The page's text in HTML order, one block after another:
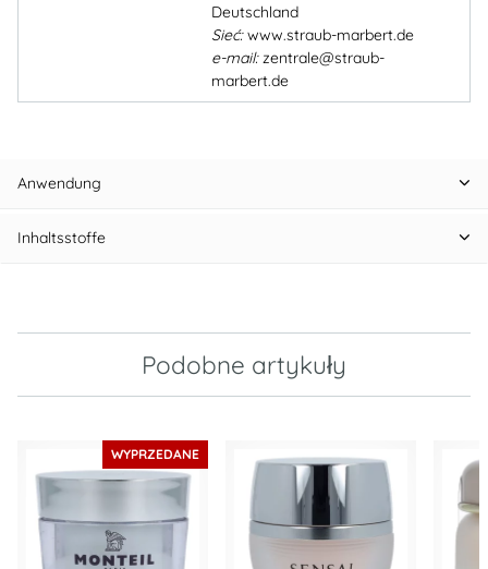
Deutschland
Sieć:www.straub-marbert.de
e-mail:zentrale@straub-
marbert.de
Anwendung
Inhaltsstoffe
Podobne artykuły
WYPRZEDANE